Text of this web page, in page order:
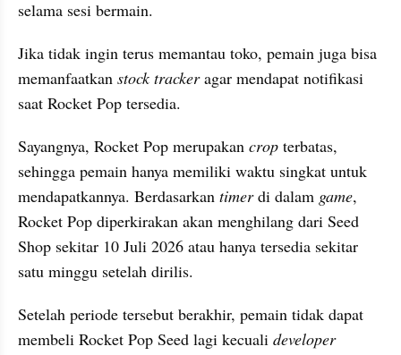
selama sesi bermain.
Jika tidak ingin terus memantau toko, pemain juga bisa
memanfaatkan stock tracker agar mendapat notifikasi
saat Rocket Pop tersedia.
Sayangnya, Rocket Pop merupakan crop terbatas,
sehingga pemain hanya memiliki waktu singkat untuk
mendapatkannya. Berdasarkan timer di dalam game,
Rocket Pop diperkirakan akan menghilang dari Seed
Shop sekitar 10 Juli 2026 atau hanya tersedia sekitar
satu minggu setelah dirilis.
Setelah periode tersebut berakhir, pemain tidak dapat
membeli Rocket Pop Seed lagi kecuali
developer